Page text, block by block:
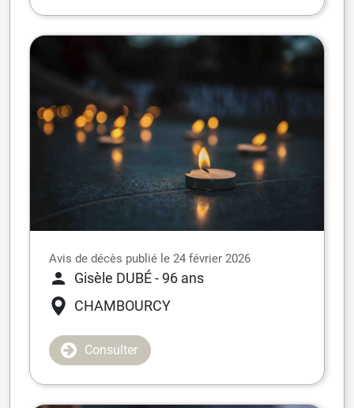
Avis de décès publié le 24 février 2026
Gisèle DUBÉ- 96 ans
CHAMBOURCY
Consulter